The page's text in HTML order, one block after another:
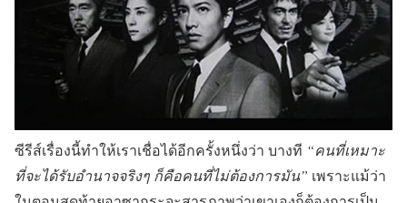
ซีรีส์เรื่องนี้ทำให้เราเชื่อได้อีกครั้งหนึ่งว่า บางที “คนที่เหมาะ
ที่จะได้รับอำนาจจริงๆ ก็คือคนที่ไม่ต้องการมัน” เพราะแม้ว่า